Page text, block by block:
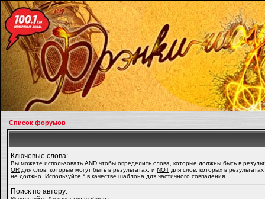
Список форумов
Ключевые слова:
Вы можете использовать AND чтобы определить слова, которые должны быть в
OR для слов, которые могут быть в результатах, и NOT для слов, которых в
не должно. Используйте * в качестве шаблона для частичного совпадения.
Поиск по автору: